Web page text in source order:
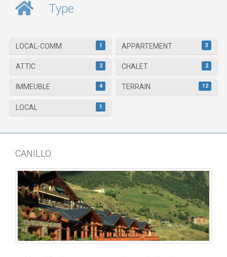
Type
LOCAL-COMM 1 APPARTEMENT 3
ATTIC 2 CHALET 2
IMMEUBLE 4 TERRAIN 12
LOCAL 1
CANILLO